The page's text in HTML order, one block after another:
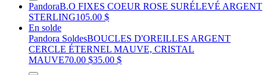
PandoraB.O FIXES COEUR ROSE SURÉLEVÉ ARGENT
STERLING105.00 $
En solde
Pandora SoldesBOUCLES D'OREILLES ARGENT
CERCLE ÉTERNEL MAUVE, CRISTAL
MAUVE70.00 $35.00 $